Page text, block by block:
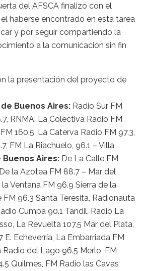
del AFSCA finalizó con el
haberse encontrado en esta tarea
y por seguir compartiendo la
a la comunicación sin fin
la presentación del proyecto de
Buenos Aires: Radio Sur FM
RNMA: La Colectiva Radio FM
160.5, La Caterva Radio FM 97.3,
FM La Riachuelo, 96.1 – Villa
Buenos Aires: De La Calle FM
la Azotea FM 88.7 – Mar del
Ventana FM 96.9 Sierra de la
FM 96.3 Santa Teresita, Radionauta
Cumpa 90.1 Tandil, Radio La
La Revuelta 107.5 Mar del Plata,
E. Echeverría, La Embarriada FM
Radio del Lago 96.5 Merlo, FM
Quilmes, FM Radio las Cavas